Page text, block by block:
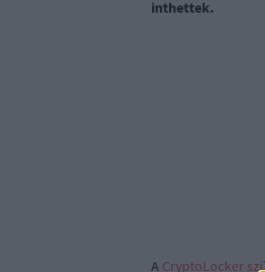
inthettek.
A CryptoLocker